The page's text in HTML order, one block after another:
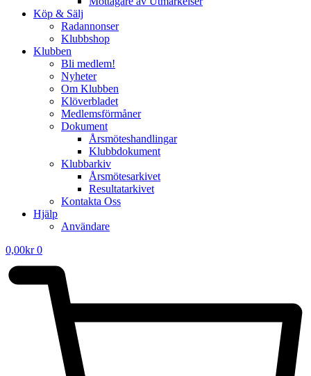
Köp & Sälj
Radannonser
Klubbshop
Klubben
Bli medlem!
Nyheter
Om Klubben
Klöverbladet
Medlemsförmåner
Dokument
Årsmöteshandlingar
Klubbdokument
Klubbarkiv
Årsmötesarkivet
Resultatarkivet
Kontakta Oss
Hjälp
Användare
0,00kr 0